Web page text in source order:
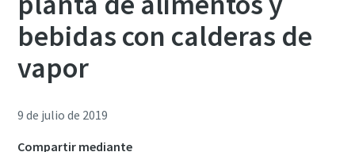
bebidas con calderas de
vapor
9 de julio de 2019
Compartir mediante